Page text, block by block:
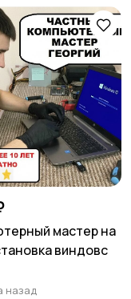
мастер на
виндовс
назад